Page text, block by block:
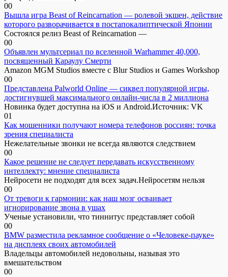
00
Вышла игра Beast of Reincarnation — ролевой экшен, действие
которого разворачивается в постапокалиптической Японии
Состоялся релиз Beast of Reincarnation —
00
Объявлен мультсериал по вселенной Warhammer 40,000,
посвященный Караулу Смерти
Amazon MGM Studios вместе с Blur Studios и Games Workshop
00
Представлена Palworld Online — сиквел популярной игры,
достигнувшей максимального онлайн-числа в 2 миллиона
Новинка будет доступна на iOS и Android.Источник: VK
01
Как мошенники получают номера телефонов россиян: точка
зрения специалиста
Нежелательные звонки не всегда являются следствием
00
Какое решение не следует передавать искусственному
интеллекту: мнение специалиста
Нейросети не подходят для всех задач.Нейросетям нельзя
00
От тревоги к гармонии: как наш мозг осваивает
игнорирование звона в ушах
Ученые установили, что тиннитус представляет собой
00
BMW разместила рекламное сообщение о «Человеке-пауке»
на дисплеях своих автомобилей
Владельцы автомобилей недовольны, называя это
вмешательством
00